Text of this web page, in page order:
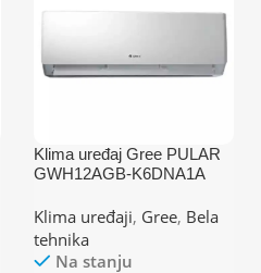
Klima uređaj Gree PULAR
GWH12AGB-K6DNA1A
Klima uređaji, Gree, Bela
tehnika
Na stanju